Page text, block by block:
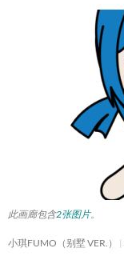
此画廊包含2张图片。
小琪FUMO（别墅 VER.）